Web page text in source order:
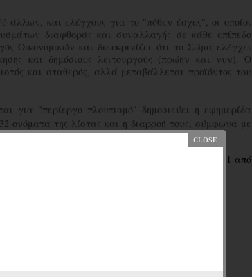
άλλων, και ελέγχους για το "πόθεν έσχες", οι οποίοι
διαφθοράς και συναλλαγής σε κάθε επίπεδο
Οικονομικών και διευκρινίζει ότι το Σώμα ελέγχει
και δημόσιους λειτουργούς (πρώην και νυν). Ο
και σταθερός, αλλά μεταβάλλεται προϊόντος του
για "περίεργο πλουτισμό" δημοσιεύει η εφημερίδα
της λίστας και η διαρροή τους, σύμφωνα με
χώρο της ΝΔ (!), 1 από το ΚΚΕ, 1 από το ΛΑΟΣ, 1 από
είναι: